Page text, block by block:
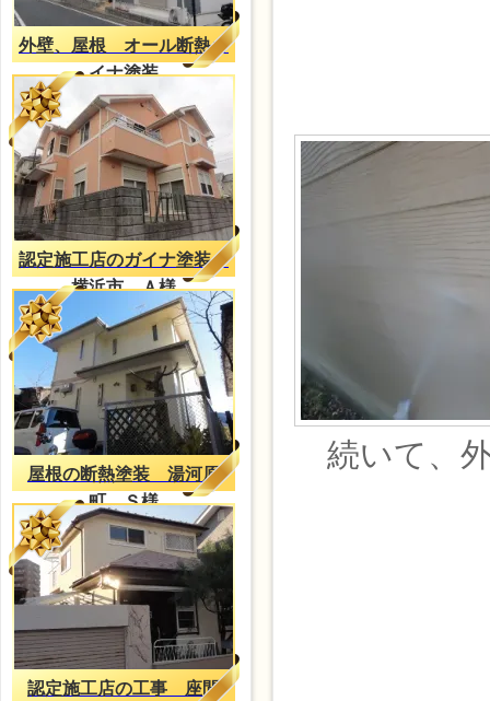
外壁、屋根 オール断熱ガ
イナ塗装
認定施工店のガイナ塗装
横浜市 Ａ様
屋根の断熱塗装 湯河原
町 Ｓ様
認定施工店の工事 座間
続いて、